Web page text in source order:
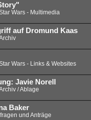
Wars - Multimedia
auf Dromund Kaas
Wars - Links & Websites
Javie Norell
/ Ablage
Baker
und Anträge